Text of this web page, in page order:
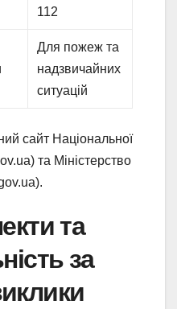
112
Для пожеж та
надзвичайних
ситуацій
сайт Національної
та Міністерство
та
за